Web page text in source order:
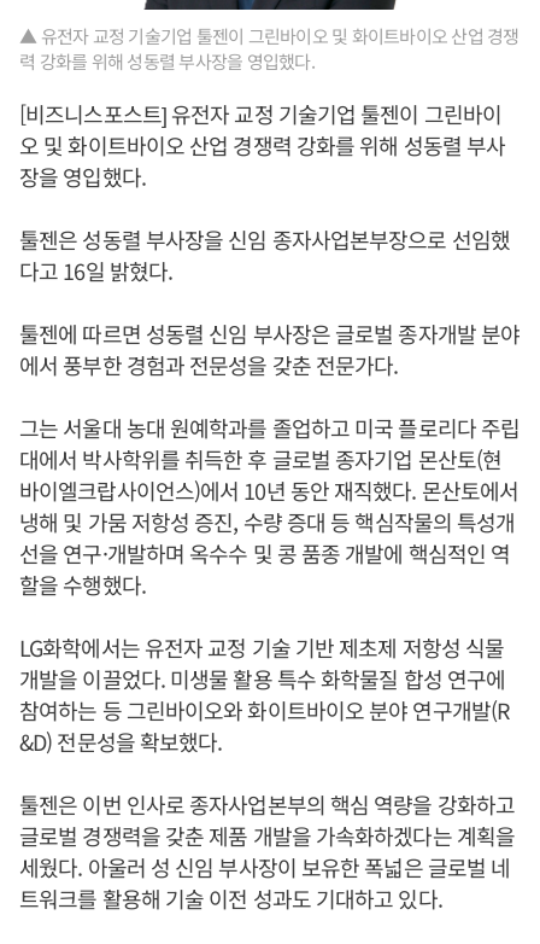
▲ 유전자 교정 기술기업 툴젠이 그린바이오 및 화이트바이오 산업 경쟁
력 강화를 위해 성동렬 부사장을 영입했다.
[비즈니스포스트] 유전자 교정 기술기업 툴젠이 그린바이
오 및 화이트바이오 산업 경쟁력 강화를 위해 성동렬 부사
장을 영입했다.
툴젠은 성동렬 부사장을 신임 종자사업본부장으로 선임했
다고 16일 밝혔다.
툴젠에 따르면 성동렬 신임 부사장은 글로벌 종자개발 분야
에서 풍부한 경험과 전문성을 갖춘 전문가다.
그는 서울대 농대 원예학과를 졸업하고 미국 플로리다 주립
대에서 박사학위를 취득한 후 글로벌 종자기업 몬산토(현
바이엘크랍사이언스)에서 10년 동안 재직했다. 몬산토에서
냉해 및 가뭄 저항성 증진, 수량 증대 등 핵심작물의 특성개
선을 연구·개발하며 옥수수 및 콩 품종 개발에 핵심적인 역
할을 수행했다.
LG화학에서는 유전자 교정 기술 기반 제초제 저항성 식물
개발을 이끌었다. 미생물 활용 특수 화학물질 합성 연구에
참여하는 등 그린바이오와 화이트바이오 분야 연구개발(R
&D) 전문성을 확보했다.
툴젠은 이번 인사로 종자사업본부의 핵심 역량을 강화하고
글로벌 경쟁력을 갖춘 제품 개발을 가속화하겠다는 계획을
세웠다. 아울러 성 신임 부사장이 보유한 폭넓은 글로벌 네
트워크를 활용해 기술 이전 성과도 기대하고 있다.